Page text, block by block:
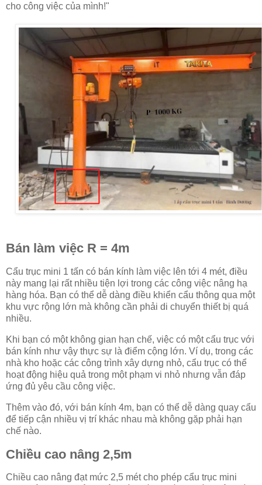
cho công việc của mình!"
Bán làm việc R = 4m
Cẩu trục mini 1 tấn có bán kính làm việc lên tới 4 mét, điều
này mang lại rất nhiều tiện lợi trong các công việc nâng hạ
hàng hóa. Bạn có thể dễ dàng điều khiển cẩu thông qua một
khu vực rộng lớn mà không cần phải di chuyển thiết bị quá
nhiều.
Khi bạn có một không gian hạn chế, việc có một cẩu trục với
bán kính như vậy thực sự là điểm cộng lớn. Ví dụ, trong các
nhà kho hoặc các công trình xây dựng nhỏ, cẩu trục có thể
hoạt động hiệu quả trong một phạm vi nhỏ nhưng vẫn đáp
ứng đủ yêu cầu công việc.
Thêm vào đó, với bán kính 4m, bạn có thể dễ dàng quay cẩu
để tiếp cận nhiều vị trí khác nhau mà không gặp phải hạn
chế nào.
Chiều cao nâng 2,5m
Chiều cao nâng đạt mức 2,5 mét cho phép cẩu trục mini